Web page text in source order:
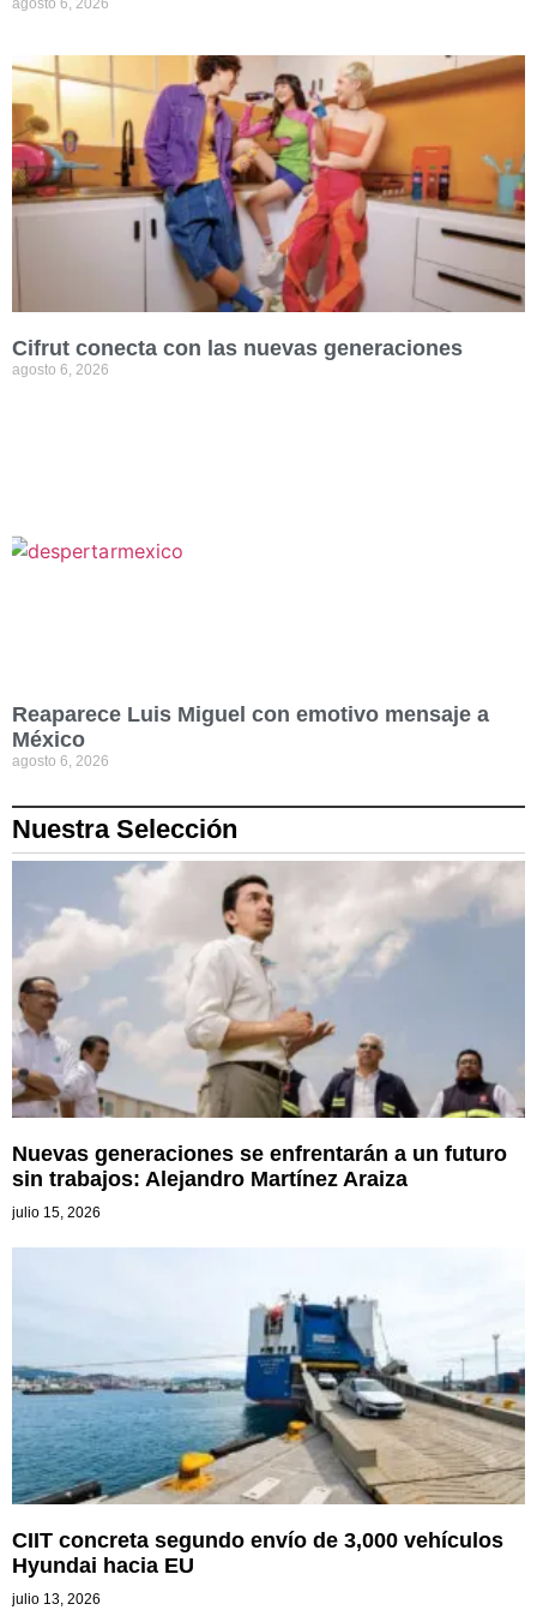
agosto 6, 2026
Cifrut conecta con las nuevas generaciones
agosto 6, 2026
Reaparece Luis Miguel con emotivo mensaje a
México
agosto 6, 2026
Nuestra Selección
Nuevas generaciones se enfrentarán a un futuro
sin trabajos: Alejandro Martínez Araiza
julio 15, 2026
CIIT concreta segundo envío de 3,000 vehículos
Hyundai hacia EU
julio 13, 2026